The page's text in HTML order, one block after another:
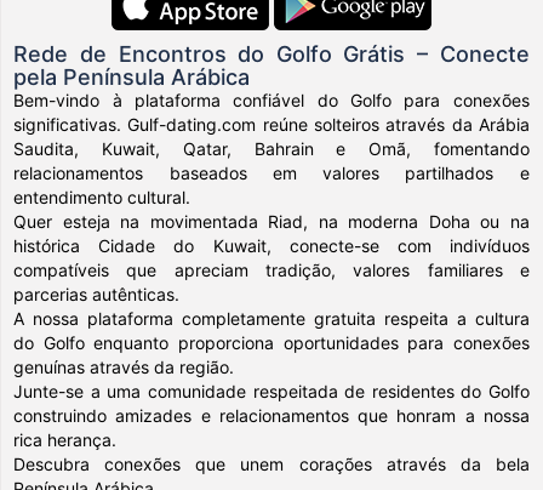
Rede de Encontros do Golfo Grátis – Conecte
pela Península Arábica
Bem-vindo à plataforma confiável do Golfo para conexões
significativas. Gulf-dating.com reúne solteiros através da Arábia
Saudita, Kuwait, Qatar, Bahrain e Omã, fomentando
relacionamentos baseados em valores partilhados e
entendimento cultural.
Quer esteja na movimentada Riad, na moderna Doha ou na
histórica Cidade do Kuwait, conecte-se com indivíduos
compatíveis que apreciam tradição, valores familiares e
parcerias autênticas.
A nossa plataforma completamente gratuita respeita a cultura
do Golfo enquanto proporciona oportunidades para conexões
genuínas através da região.
Junte-se a uma comunidade respeitada de residentes do Golfo
construindo amizades e relacionamentos que honram a nossa
rica herança.
Descubra conexões que unem corações através da bela